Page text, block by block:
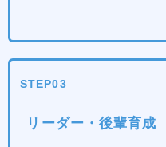
STEP03
リーダー・後輩育成